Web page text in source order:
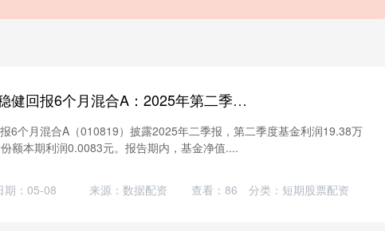
V交易网 安信稳健回报6个月混合A：2025年第二季度利润1938万元 净值增长率077%
6个月混合A（010819）披露2025年二季报，第二季度基金利润19.38万
额本期利润0.0083元。报告期内，基金净值....
期：05-08 来源：数据配资 查看：86 分类： 短期股票配资